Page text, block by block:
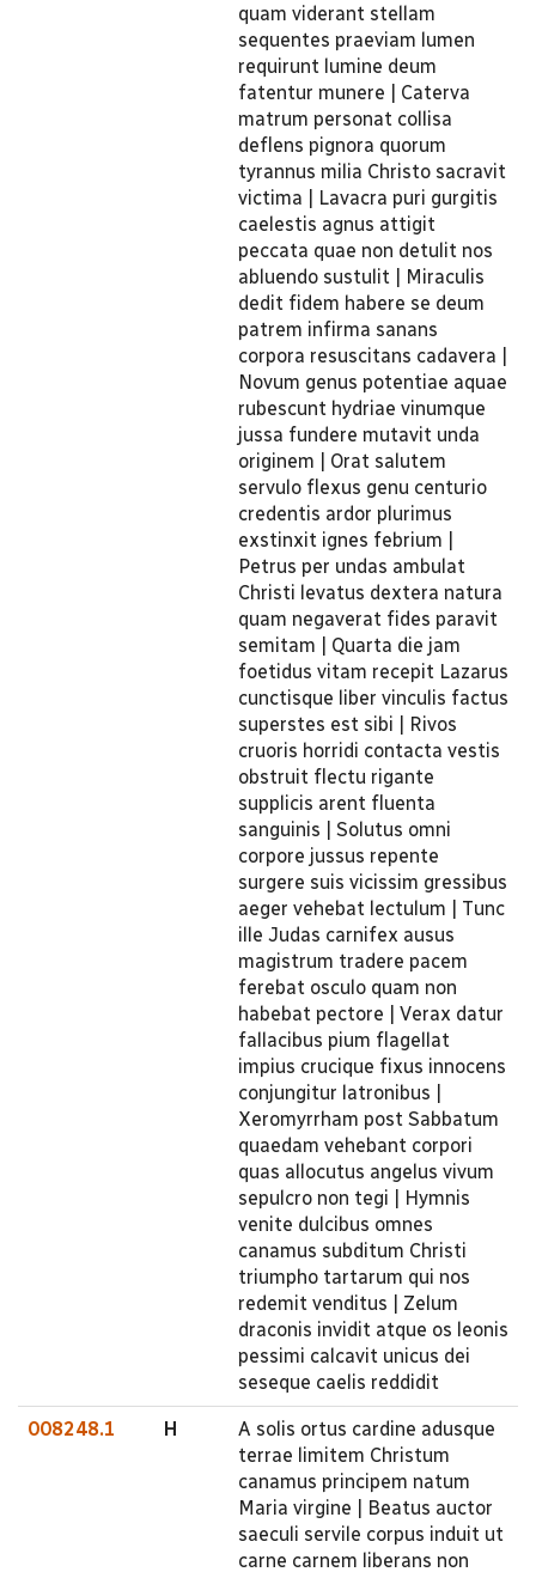
quam viderant stellam
sequentes praeviam lumen
requirunt lumine deum
fatentur munere | Caterva
matrum personat collisa
deflens pignora quorum
tyrannus milia Christo sacravit
victima | Lavacra puri gurgitis
caelestis agnus attigit
peccata quae non detulit nos
abluendo sustulit | Miraculis
dedit fidem habere se deum
patrem infirma sanans
corpora resuscitans cadavera |
Novum genus potentiae aquae
rubescunt hydriae vinumque
jussa fundere mutavit unda
originem | Orat salutem
servulo flexus genu centurio
credentis ardor plurimus
exstinxit ignes febrium |
Petrus per undas ambulat
Christi levatus dextera natura
quam negaverat fides paravit
semitam | Quarta die jam
foetidus vitam recepit Lazarus
cunctisque liber vinculis factus
superstes est sibi | Rivos
cruoris horridi contacta vestis
obstruit flectu rigante
supplicis arent fluenta
sanguinis | Solutus omni
corpore jussus repente
surgere suis vicissim gressibus
aeger vehebat lectulum | Tunc
ille Judas carnifex ausus
magistrum tradere pacem
ferebat osculo quam non
habebat pectore | Verax datur
fallacibus pium flagellat
impius crucique fixus innocens
conjungitur latronibus |
Xeromyrrham post Sabbatum
quaedam vehebant corpori
quas allocutus angelus vivum
sepulcro non tegi | Hymnis
venite dulcibus omnes
canamus subditum Christi
triumpho tartarum qui nos
redemit venditus | Zelum
draconis invidit atque os leonis
pessimi calcavit unicus dei
seseque caelis reddidit
008248.1 H
A solis ortus cardine adusque
terrae limitem Christum
canamus principem natum
Maria virgine | Beatus auctor
saeculi servile corpus induit ut
carne carnem liberans non